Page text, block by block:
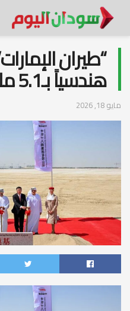
“طيران
هندسياً بـ5.1 مليار دولار
مايو 18, 2026